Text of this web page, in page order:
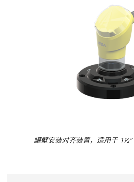
罐壁安装对齐装置，适用于